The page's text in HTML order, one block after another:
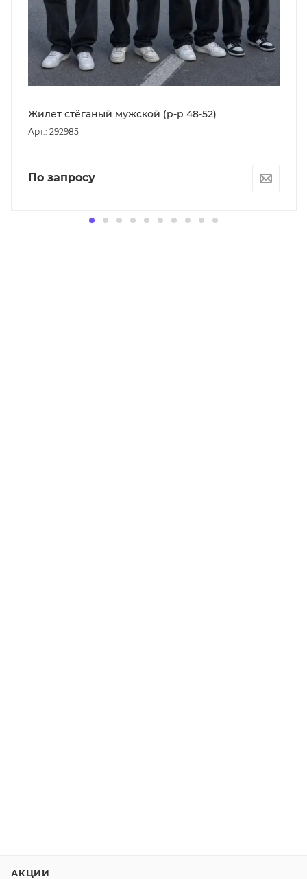
Жилет стёганый мужской (р-р 48-52)
Арт.: 292985
По запросу
АКЦИИ